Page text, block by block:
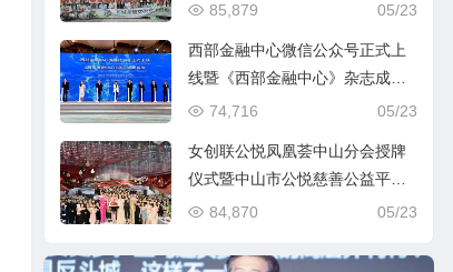
05/23
85,879
西部金融中心微信公众号正式上
线暨《西部金融中心》杂志成功
首发
05/23
74,716
女创联公悦凤凰荟中山分会授牌
仪式暨中山市公悦慈善公益平台
公测发布会将于5月26日在大湾区
05/23
84,870